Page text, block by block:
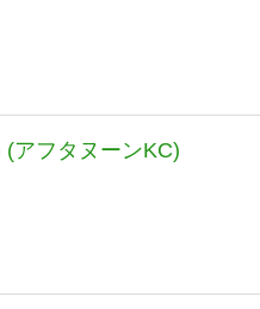
(アフタヌーンKC)